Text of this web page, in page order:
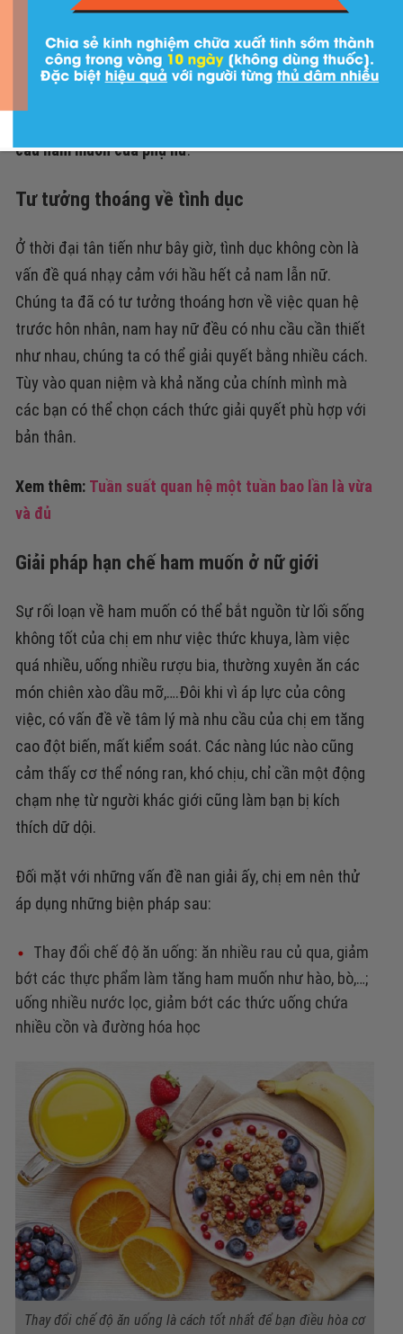
vòng 3 căng đầy. Với những cô gái có nhu cầu sinh lý
cao có gu ăn mặc khá là mát mẻ với mục đích là tự tin
khoe dáng và có thể quyến rũ được đối tượng mà mình
cầu ham muốn của phụ nữ.
Tư tưởng thoáng về tình dục
Ở thời đại tân tiến như bây giờ, tình dục không còn là
vấn đề quá nhạy cảm với hầu hết cả nam lẫn nữ.
Chúng ta đã có tư tưởng thoáng hơn về việc quan hệ
trước hôn nhân, nam hay nữ đều có nhu cầu cần thiết
như nhau, chúng ta có thể giải quyết bằng nhiều cách.
Tùy vào quan niệm và khả năng của chính mình mà
các bạn có thể chọn cách thức giải quyết phù hợp với
bản thân.
Xem thêm: Tuần suất quan hệ một tuần bao lần là vừa
và đủ
Giải pháp hạn chế ham muốn ở nữ giới
Sự rối loạn về ham muốn có thể bắt nguồn từ lối sống
không tốt của chị em như việc thức khuya, làm việc
quá nhiều, uống nhiều rượu bia, thường xuyên ăn các
món chiên xào dầu mỡ,….Đôi khi vì áp lực của công
việc, có vấn đề về tâm lý mà nhu cầu của chị em tăng
cao đột biến, mất kiểm soát. Các nàng lúc nào cũng
cảm thấy cơ thể nóng ran, khó chịu, chỉ cần một động
chạm nhẹ từ người khác giới cũng làm bạn bị kích
thích dữ dội.
Đối mặt với những vấn đề nan giải ấy, chị em nên thử
áp dụng những biện pháp sau:
Thay đổi chế độ ăn uống: ăn nhiều rau củ qua, giảm
bớt các thực phẩm làm tăng ham muốn như hào, bò,…;
uống nhiều nước lọc, giảm bớt các thức uống chứa
nhiều cồn và đường hóa học
Thay đổi chế độ ăn uống là cách tốt nhất để bạn điều hòa cơ